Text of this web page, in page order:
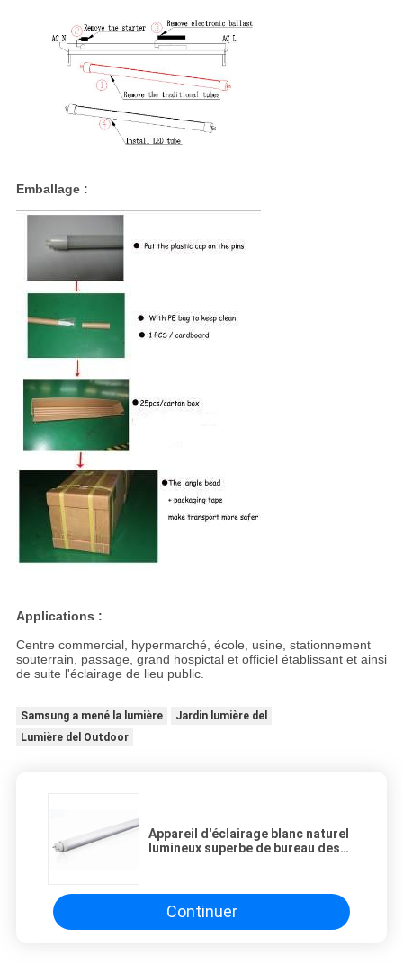
Emballage :
Applications :
Centre commercial, hypermarché, école, usine, stationnement
souterrain, passage, grand hospictal et officiel établissant et ainsi
de suite l'éclairage de lieu public.
Samsung a mené la lumière
Jardin lumière del
Lumière del Outdoor
Appareil d'éclairage blanc naturel
lumineux superbe de bureau des
Continuer